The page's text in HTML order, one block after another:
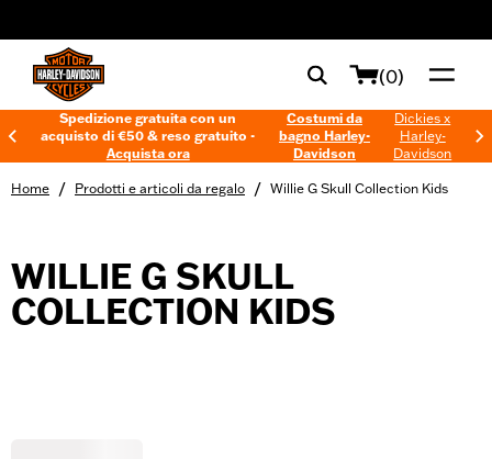
(0)
Spedizione gratuita con un
acquisto di €50 & reso gratuito -
Acquista ora
Costumi da
bagno Harley-
Davidson
Dickies x
Harley-
Davidson
Home / Prodotti e articoli da regalo / Willie G Skull Collection Kids
WILLIE G SKULL
COLLECTION KIDS